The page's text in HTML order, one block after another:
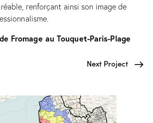
renforçant ainsi son image de
Fromage au Touquet-Paris-Plage
Next Project